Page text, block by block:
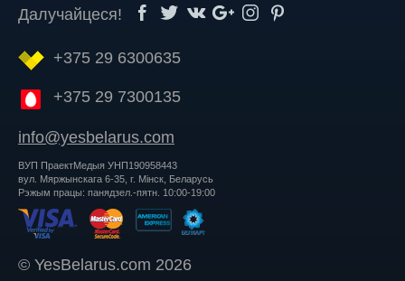
Далучайцеся!
+375 29 6300635
+375 29 7300135
info@yesbelarus.com
ВУП ПраектМедыя УНП190958443
вул. Мяржынскага 6-35, г. Мінск, Беларусь
Рэжым працы: панядзел.-пятн. 10:00-19:00
© YesBelarus.com 2026